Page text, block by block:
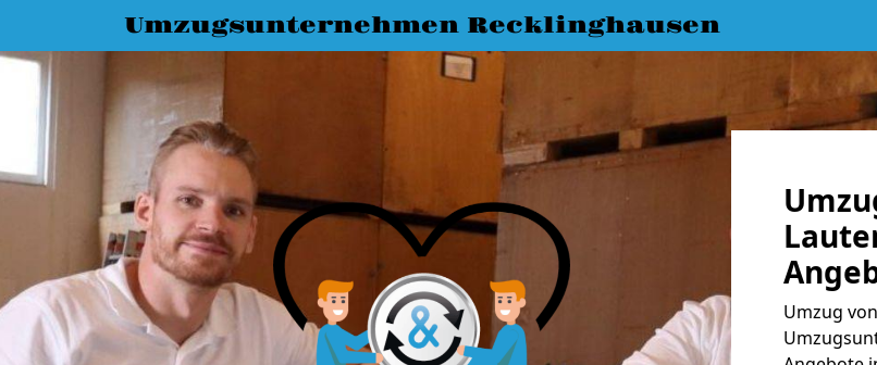
Umzugsunternehmen Recklinghausen
Umzug